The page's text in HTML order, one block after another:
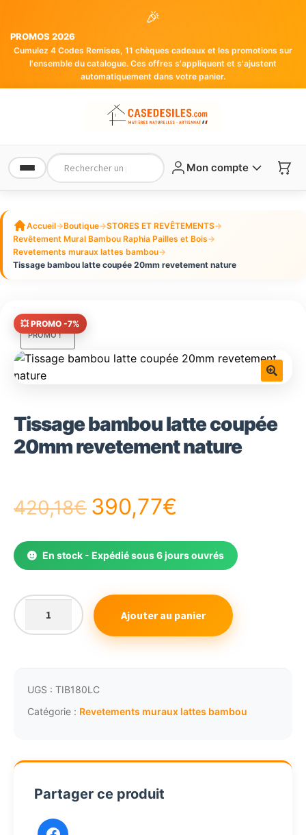
🎉
PROMOS 2026
Cumulez 4 Codes Remises, 11 chèques cadeaux et les promotions sur
l'ensemble du catalogue. Ces offres s'appliquent et s'ajustent
automatiquement dans votre panier.
Mon compte
Accueil→Boutique→STORES ET REVÊTEMENTS→
Revêtement Mural Bambou Raphia Pailles et Bois→
Revetements muraux lattes bambou→
Tissage bambou latte coupée 20mm revetement nature
PROMO !
💥 PROMO -7%
Tissage bambou latte coupée
20mm revetement nature
420,18€ Le
prix
initial
était :
420,18€.
390,77€
prix
actuel
est :
390,77€.
En stock - Expédié sous 6 jours ouvrés
quantité
de
latte
coupée
nature
Ajouter au panier
UGS : TIB180LC
Catégorie : Revetements muraux lattes bambou
Partager ce produit